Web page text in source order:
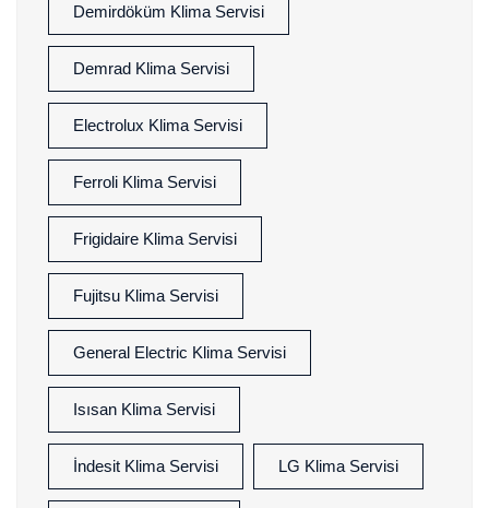
Demirdöküm Klima Servisi
Demrad Klima Servisi
Electrolux Klima Servisi
Ferroli Klima Servisi
Frigidaire Klima Servisi
Fujitsu Klima Servisi
General Electric Klima Servisi
Isısan Klima Servisi
İndesit Klima Servisi LG Klima Servisi